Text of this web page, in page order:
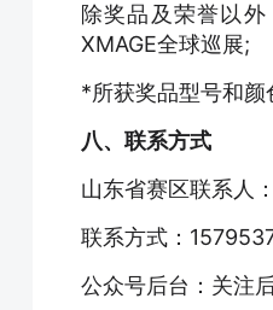
除奖品及荣誉以
XMAGE全球巡展;
*所获奖品型号和颜
八、联系方式
山东省赛区联系人
联系方式：
公众号后台：关注